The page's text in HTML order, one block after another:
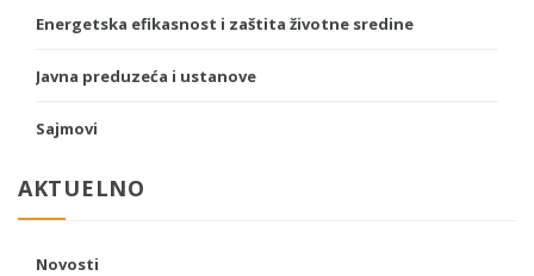
Energetska efikasnost i zaštita životne sredine
Javna preduzeća i ustanove
Sajmovi
AKTUELNO
Novosti